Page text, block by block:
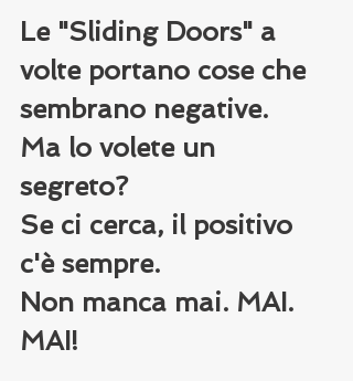
Le "Sliding Doors" a
volte portano cose che
sembrano negative.
Ma lo volete un
segreto?
Se ci cerca, il positivo
c'è sempre.
Non manca mai. MAI.
MAI!